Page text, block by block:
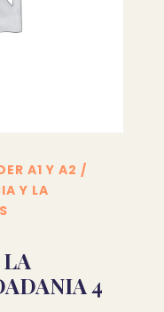
A1 Y A2 /
Y LA
4